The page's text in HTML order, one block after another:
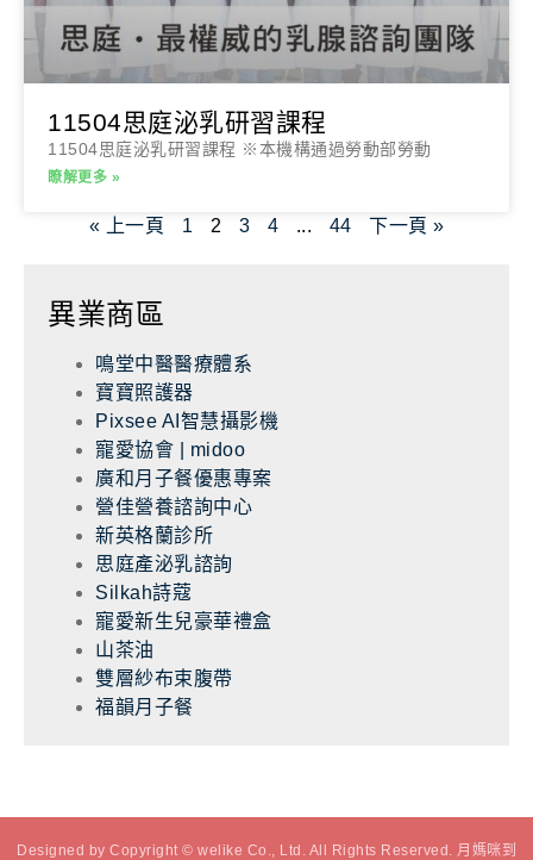
11504思庭泌乳研習課程
11504思庭泌乳研習課程 ※本機構通過勞動部勞動
瞭解更多 »
« 上一頁 1 2 3 4 ... 44 下一頁 »
異業商區
鳴堂中醫醫療體系
寶寶照護器
Pixsee AI智慧攝影機
寵愛協會 | midoo
廣和月子餐優惠專案
營佳營養諮詢中心
新英格蘭診所
思庭產泌乳諮詢
Silkah詩蔻
寵愛新生兒豪華禮盒
山茶油
雙層紗布束腹帶
福韻月子餐
Designed by Copyright © welike Co., Ltd. All Rights Reserved. 月媽咪到